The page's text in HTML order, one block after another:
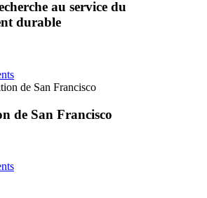
au service du
durable
de San Francisco
de San Francisco